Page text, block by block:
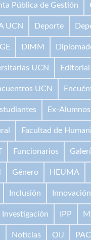
Pública de Gestión
UCN Deporte
DIMM
UCN
UCN
Ex-Alumnos
Facultad de
Funcionarios
Género HEUMA
Inclusión Innovación
Investigación IPP
Noticias OIJ